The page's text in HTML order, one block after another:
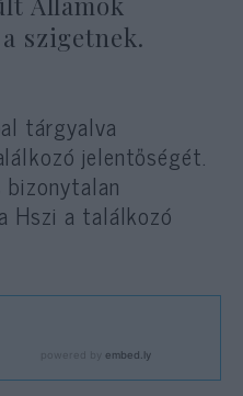
szigetnek.
tárgyalva
jelentőségét.
Hszi a találkozó